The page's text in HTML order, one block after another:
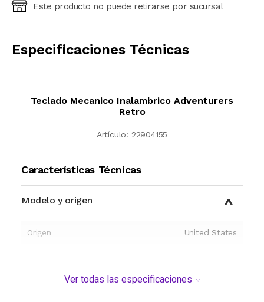
Ingresá código postal (sólo números)
Este producto no puede retirarse por sucursal
Especificaciones Técnicas
Teclado Mecanico Inalambrico Adventurers
Retro
Artículo: 22904155
Características Técnicas
Modelo y origen
Origen United States
Ver todas las especificaciones